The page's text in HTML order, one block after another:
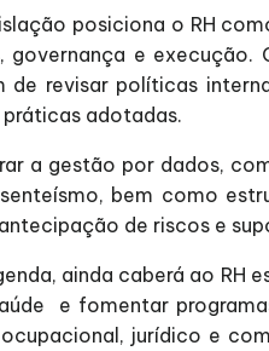
posiciona o RH
governança e execução.
de revisar políticas
adotadas.
a gestão por dados,
bem como
de riscos e
ainda caberá ao
e fomentar
jurídico e